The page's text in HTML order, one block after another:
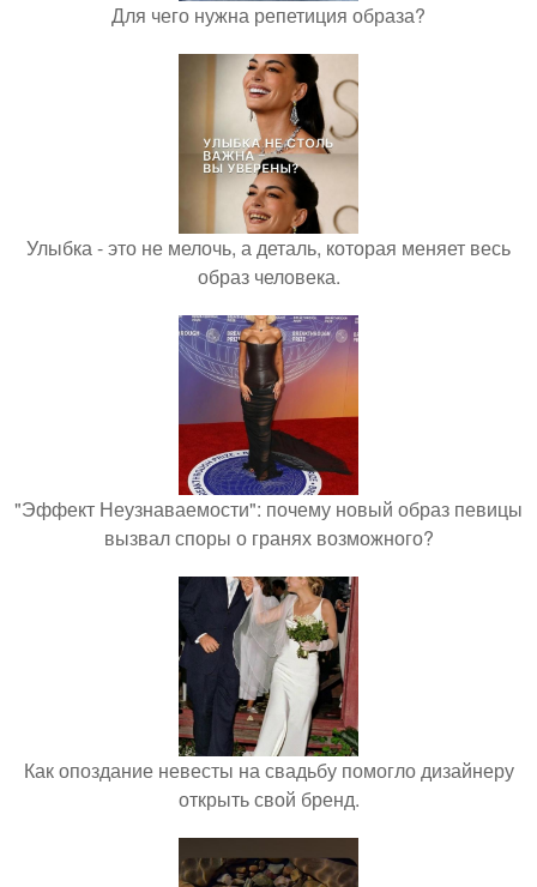
Для чего нужна репетиция образа?
Улыбка - это не мелочь, а деталь, которая меняет весь
образ человека.
"Эффект Неузнаваемости": почему новый образ певицы
вызвал споры о гранях возможного?
Как опоздание невесты на свадьбу помогло дизайнеру
открыть свой бренд.